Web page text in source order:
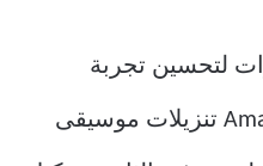
لتحسين تجربة
الاستماع. تقدم Amazon Music تنزيلات موسيقى